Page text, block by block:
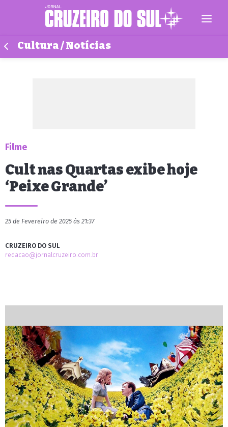
Cultura / Notícias
Filme
Cult nas Quartas exibe hoje
‘Peixe Grande’
25 de Fevereiro de 2025 às 21:37
CRUZEIRO DO SUL
redacao@jornalcruzeiro.com.br